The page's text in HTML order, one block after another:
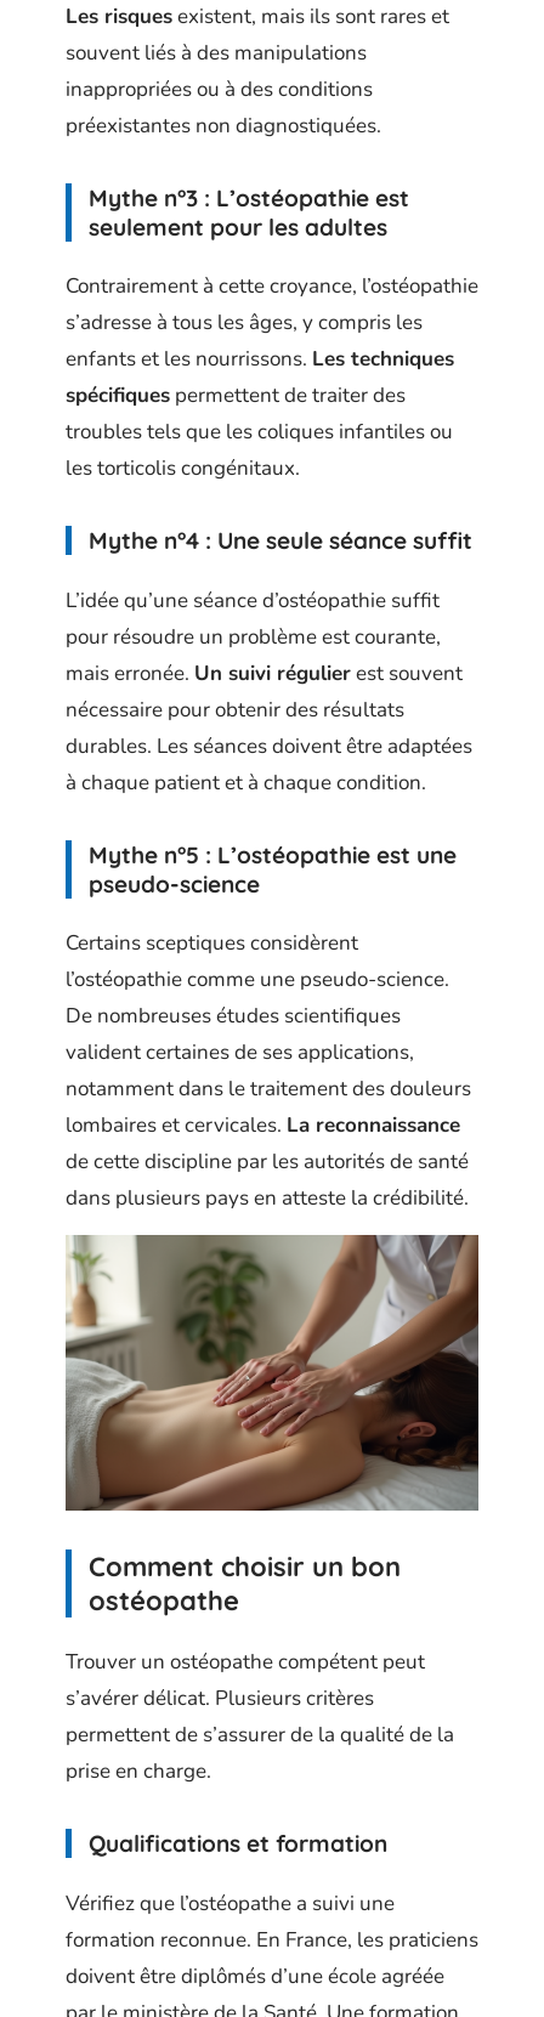
Les risquesexistent, mais ils sont rares et
souvent liés à des manipulations
inappropriées ou à des conditions
préexistantes non diagnostiquées.
Mythe n°3 : L’ostéopathie est
seulement pour les adultes
Contrairement à cette croyance, l’ostéopathie
s’adresse à tous les âges, y compris les
enfants et les nourrissons. Les techniques
spécifiques permettent de traiter des
troubles tels que les coliques infantiles ou
les torticolis congénitaux.
Mythe n°4 : Une seule séance suffit
L’idée qu’une séance d’ostéopathie suffit
pour résoudre un problème est courante,
mais erronée. Un suivi régulierest souvent
nécessaire pour obtenir des résultats
durables. Les séances doivent être adaptées
à chaque patient et à chaque condition.
Mythe n°5 : L’ostéopathie est une
pseudo-science
Certains sceptiques considèrent
l’ostéopathie comme une pseudo-science.
De nombreuses études scientifiques
valident certaines de ses applications,
notamment dans le traitement des douleurs
lombaires et cervicales. La reconnaissance
de cette discipline par les autorités de santé
dans plusieurs pays en atteste la crédibilité.
Comment choisir un bon
ostéopathe
Trouver un ostéopathe compétent peut
s’avérer délicat. Plusieurs critères
permettent de s’assurer de la qualité de la
prise en charge.
Qualifications et formation
Vérifiez que l’ostéopathe a suivi une
formation reconnue. En France, les praticiens
doivent être diplômés d’une école agréée